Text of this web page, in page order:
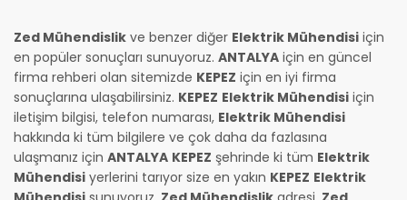
Zed Mühendislik ve benzer diğer Elektrik Mühendisi için
en popüler sonuçları sunuyoruz. ANTALYA için en güncel
firma rehberi olan sitemizde KEPEZ için en iyi firma
sonuçlarına ulaşabilirsiniz. KEPEZ Elektrik Mühendisi için
iletişim bilgisi, telefon numarası, Elektrik Mühendisi
hakkında ki tüm bilgilere ve çok daha da fazlasına
ulaşmanız için ANTALYA KEPEZ şehrinde ki tüm Elektrik
Mühendisi yerlerini tarıyor size en yakın KEPEZ Elektrik